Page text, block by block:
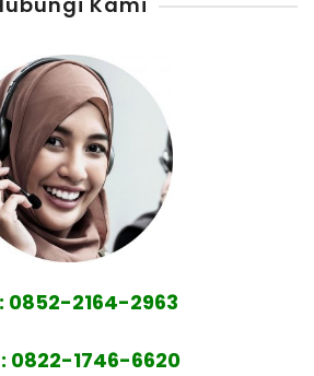
: 0852-2164-2963
: 0822-1746-6620